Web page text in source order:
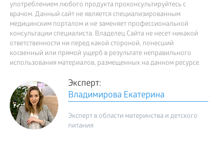
употреблением любого продукта проконсультируйтесь с
врачом. Данный сайт не является специализированным
медицинским порталом и не заменяет профессиональной
консультации специалиста. Владелец Сайта не несет никакой
ответственности ни перед какой стороной, понесший
косвенный или прямой ущерб в результате неправильного
использования материалов, размещенных на данном ресурсе.
Эксперт:
Владимирова Екатерина
Эксперт в области материнства и детского
питания